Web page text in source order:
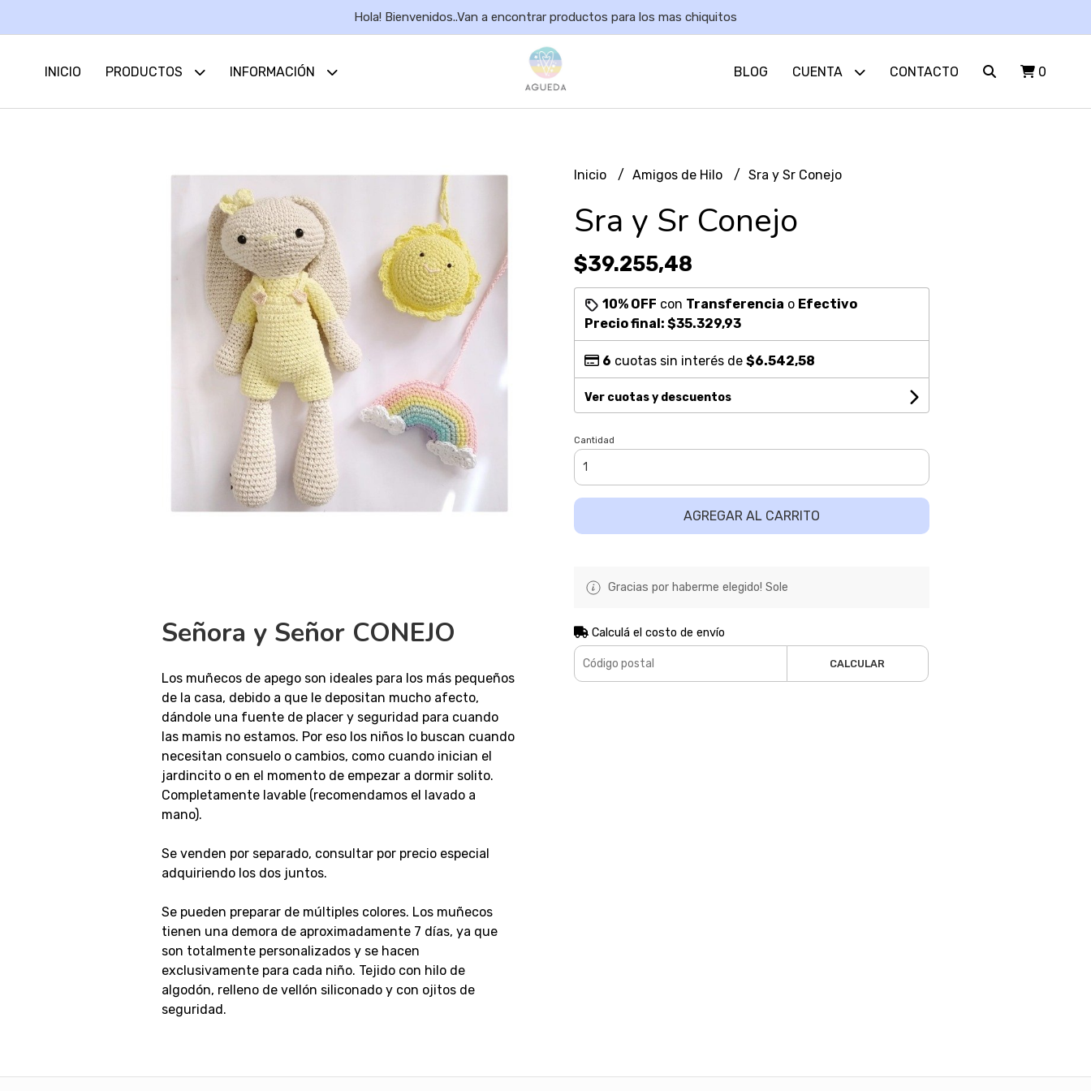
Hola! Bienvenidos..Van a encontrar productos para los mas chiquitos
INICIO PRODUCTOS INFORMACIÓN BLOG CUENTA CONTACTO 0
Señora y Señor CONEJO
Los muñecos de apego son ideales para los más pequeños
de la casa, debido a que le depositan mucho afecto,
dándole una fuente de placer y seguridad para cuando
las mamis no estamos. Por eso los niños lo buscan cuando
necesitan consuelo o cambios, como cuando inician el
jardincito o en el momento de empezar a dormir solito.
Completamente lavable (recomendamos el lavado a
mano).
Se venden por separado, consultar por precio especial
adquiriendo los dos juntos.
Se pueden preparar de múltiples colores. Los muñecos
tienen una demora de aproximadamente 7 días, ya que
son totalmente personalizados y se hacen
exclusivamente para cada niño. Tejido con hilo de
algodón, relleno de vellón siliconado y con ojitos de
seguridad.
Inicio Amigos de Hilo Sra y Sr Conejo
Sra y Sr Conejo
$39.255,48
10% OFF con Transferencia o Efectivo
Precio final: $35.329,93
6 cuotas sin interés de $6.542,58
Ver cuotas y descuentos
Cantidad
AGREGAR AL CARRITO
Gracias por haberme elegido! Sole
Calculá el costo de envío
CALCULAR